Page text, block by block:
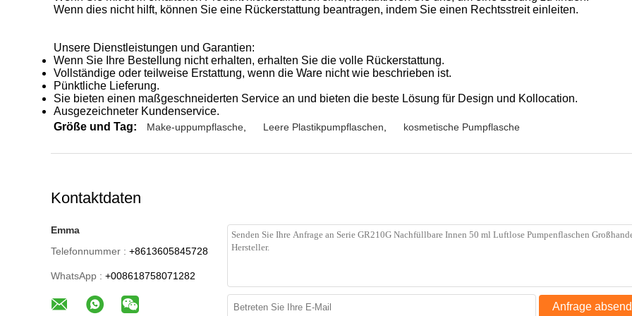
Wenn dies nicht hilft, können Sie eine Rückerstattung beantragen, indem Sie einen Rechtsstreit einleiten.
Unsere Dienstleistungen und Garantien:
Wenn Sie Ihre Bestellung nicht erhalten, erhalten Sie die volle Rückerstattung.
Vollständige oder teilweise Erstattung, wenn die Ware nicht wie beschrieben ist.
Pünktliche Lieferung.
Sie bieten einen maßgeschneiderten Service an und bieten die beste Lösung für Design und Kollocation.
Ausgezeichneter Kundenservice.
Größe und Tag:
Make-uppumpflasche Leere Plastikpumpflaschen kosmetische Pumpflasche
Kontaktdaten
Emma
Telefonnummer : +8613605845728
WhatsApp : +008618758071282
Anfrage